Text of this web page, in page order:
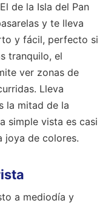
de la Isla del Pan
y te lleva
y fácil, perfecto si
tranquilo, el
ver zonas de
Lleva
la mitad de la
simple vista es casi
joya de colores.
a mediodía y